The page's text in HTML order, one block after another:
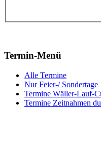
Termin-Menü
Alle Termine
Nur Feier-/ Sondertage
Termine Wäller-Lauf-
Termine Zeitnahmen